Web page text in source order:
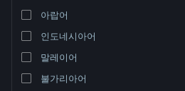
PC 웹사이트 보기
아랍어
인도네시아어
말레이어
불가리아어